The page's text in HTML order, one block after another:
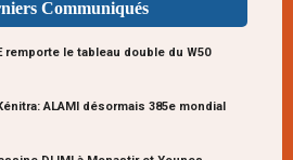
Communiqués
remporte le tableau double du W50
ALAMI désormais 385e mondial